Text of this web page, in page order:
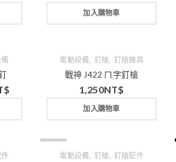
加入購物車
電動設備 釘槍 釘槍機具
戰神 J422 ㄇ字釘槍
1,250NT$
加入購物車
電動設備 釘槍 釘槍配件